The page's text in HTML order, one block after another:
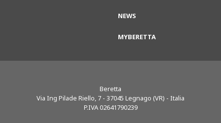
NEWS
MYBERETTA
Beretta
Via Ing Pilade Riello, 7 - 37045 Legnago (VR) - Italia
P.IVA 02641790239